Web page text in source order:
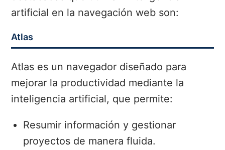
artificial en la navegación web son:
Atlas
Atlas es un navegador diseñado para
mejorar la productividad mediante la
inteligencia artificial, que permite:
Resumir información y gestionar
proyectos de manera fluida.